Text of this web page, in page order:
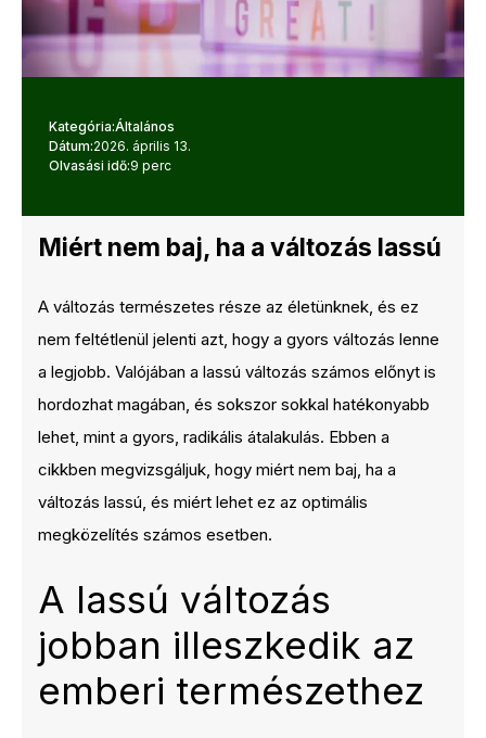
Kategória:Általános
Dátum:2026. április 13.
Olvasási idő:9 perc
Miért nem baj, ha a változás lassú
A változás természetes része az életünknek, és ez
nem feltétlenül jelenti azt, hogy a gyors változás lenne
a legjobb. Valójában a lassú változás számos előnyt is
hordozhat magában, és sokszor sokkal hatékonyabb
lehet, mint a gyors, radikális átalakulás. Ebben a
cikkben megvizsgáljuk, hogy miért nem baj, ha a
változás lassú, és miért lehet ez az optimális
megközelítés számos esetben.
A lassú változás
jobban illeszkedik az
emberi természethez